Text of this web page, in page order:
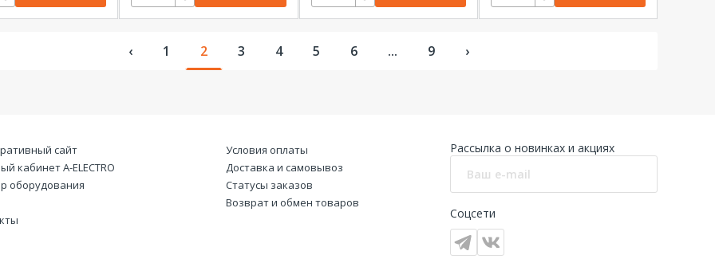
‹ 1 2 3 4 5 6 ... 9 ›
сайт
кабинет А-ELECTRO
оборудования
Условия оплаты
Доставка и самовывоз
Статусы заказов
Возврат и обмен товаров
Рассылка о новинках и акциях
Соцсети